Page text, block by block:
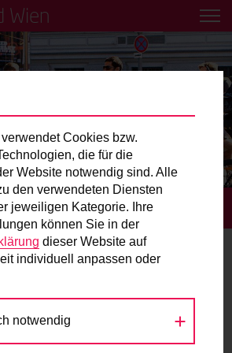
Wien in deiner Nähe aus!
für Kinder und
unterwegs? Hier finden Sie die
zum Radverkehr? Schreiben Sie
TIPPS ZUM RADELN IM SCHNEE
im Schnee
Herbst und Winter Sicherheit
Cookies bzw.
die für die
Website notwendig sind. Alle
den verwendeten Diensten
jeweiligen Kategorie. Ihre
können Sie in der
dieser Website auf
individuell anpassen oder
notwendig